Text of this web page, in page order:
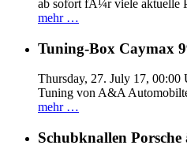
ab sofort fÃ¼r viele aktuelle
mehr …
Tuning-Box Caymax
Thursday, 27. July 17, 00:00
Tuning von A&A
mehr …
Schubknallen